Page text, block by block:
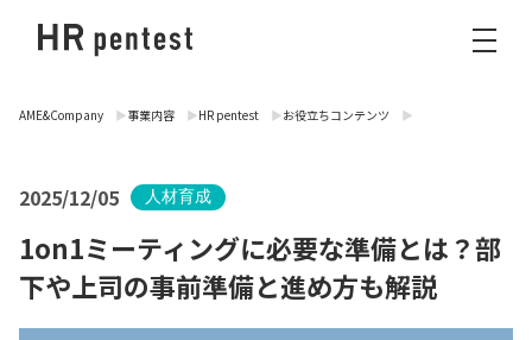
AME&Company 事業内容 HR pentest お役立ちコンテンツ
2025/12/05 人材育成
1on1ミーティングに必要な準備とは？部
下や上司の事前準備と進め方も解説